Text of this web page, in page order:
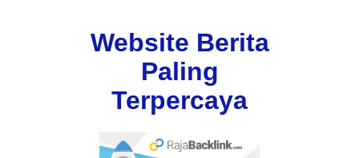
Website Berita
Paling
Terpercaya